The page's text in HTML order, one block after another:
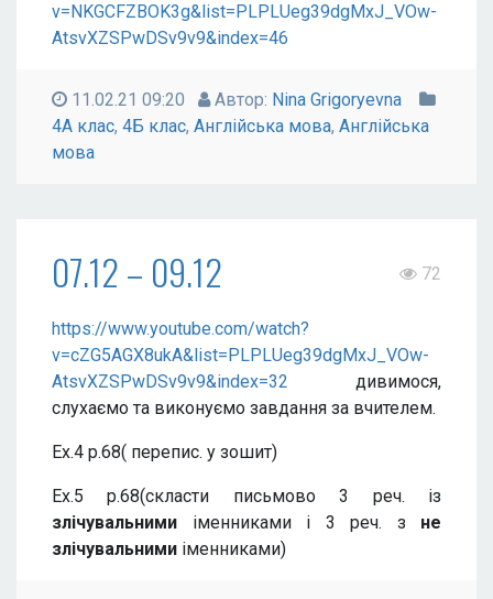
v=NKGCFZBOK3g&list=PLPLUeg39dgMxJ_VOw-
AtsvXZSPwDSv9v9&index=46
11.02.21 09:20 Автор: Nina Grigoryevna
4А клас, 4Б клас, Англійська мова, Англійська
мова
07.12 – 09.12 72
https://www.youtube.com/watch?
v=cZG5AGX8ukA&list=PLPLUeg39dgMxJ_VOw-
AtsvXZSPwDSv9v9&index=32 дивимося,
слухаємо та виконуємо завдання за вчителем.
Ex.4 p.68( перепис. у зошит)
Ex.5 p.68(скласти письмово 3 реч. із
злічувальними іменниками і 3 реч. з не
злічувальними іменниками)